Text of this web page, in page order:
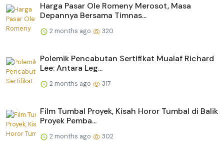
Harga Pasar Ole Romeny Merosot, Masa
Depannya Bersama Timnas...
2 months ago 320
Polemik Pencabutan Sertifikat Mualaf Richard
Lee: Antara Leg...
2 months ago 317
Film Tumbal Proyek, Kisah Horor Tumbal di Balik
Proyek Pemba...
2 months ago 302